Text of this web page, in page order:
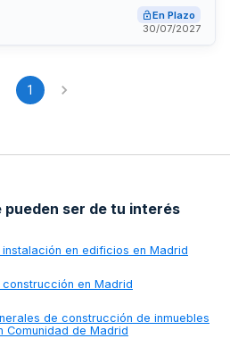
En Plazo
30/07/2027
1
ser de tu interés
en edificios en Madrid
en Madrid
de construcción de inmuebles
Comunidad de Madrid